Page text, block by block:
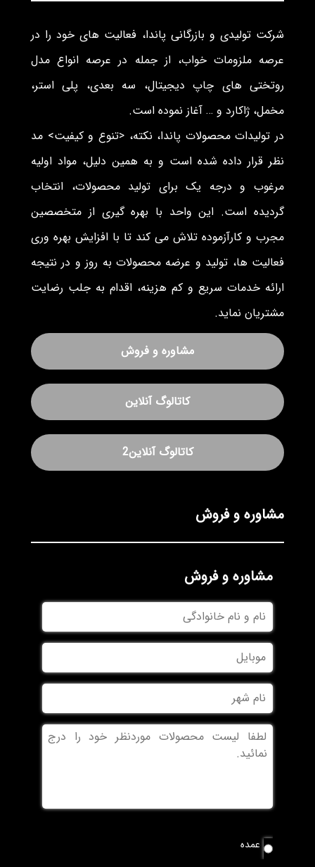
شرکت تولیدی و بازرگانی پاندا، فعالیت های خود را در
عرصه ملزومات خواب، از جمله در عرصه انواع مدل
روتختی های چاپ دیجیتال، سه بعدی، پلی استر،
مخمل، ژاکارد و … آغاز نموده است.
در تولیدات محصولات پاندا، نکته، <تنوع و کیفیت> مد
نظر قرار داده شده است و به همین دلیل، مواد اولیه
مرغوب و درجه یک برای تولید محصولات، انتخاب
گردیده است. این واحد با بهره گیری از متخصصین
مجرب و کارآزموده تلاش می کند تا با افزایش بهره وری
فعالیت ها، تولید و عرضه محصولات به روز و در نتیجه
ارائه خدمات سریع و کم هزینه، اقدام به جلب رضایت
مشتریان نماید.
مشاوره و فروش
کاتالوگ آنلاین
کاتالوگ آنلاین2
مشاوره و فروش
مشاوره و فروش
نام
و
نام
خانوادگی
موبایل
نام
شهر
بدون
عنوان
نوع
سفارش
عمده